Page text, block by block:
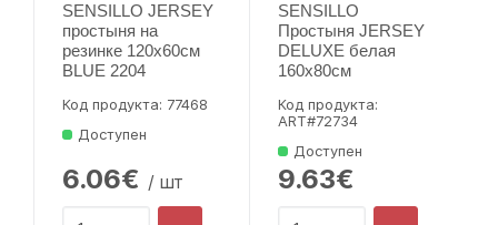
SENSILLO JERSEY
простыня на
резинке 120x60см
BLUE 2204
Код продукта: 77468
Доступен
6.06€ / шт
SENSILLO
Простыня JERSEY
DELUXE белая
160x80см
Код продукта:
ART#72734
Доступен
9.63€